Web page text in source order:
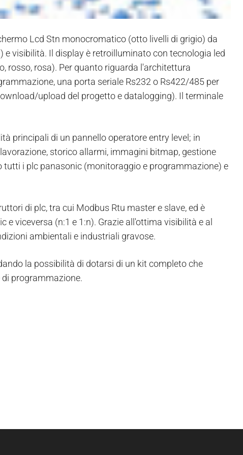
Lcd Stn monocromatico (otto livelli di grigio) da
visibilità. Il display è retroilluminato con tecnologia led
rosso, rosa). Per quanto riguarda l'architettura
una porta seriale Rs232 o Rs422/485 per
upload del progetto e datalogging). Il terminale
principali di un pannello operatore entry level; in
storico allarmi, immagini bitmap, gestione
i plc panasonic (monitoraggio e programmazione) e
di plc, tra cui Modbus Rtu master e slave, ed è
e viceversa (n:1 e 1:n). Grazie all'ottima visibilità e al
ambientali e industriali gravose.
la possibilità di dotarsi di un kit completo che
programmazione.